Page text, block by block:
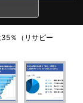
％（リサピー